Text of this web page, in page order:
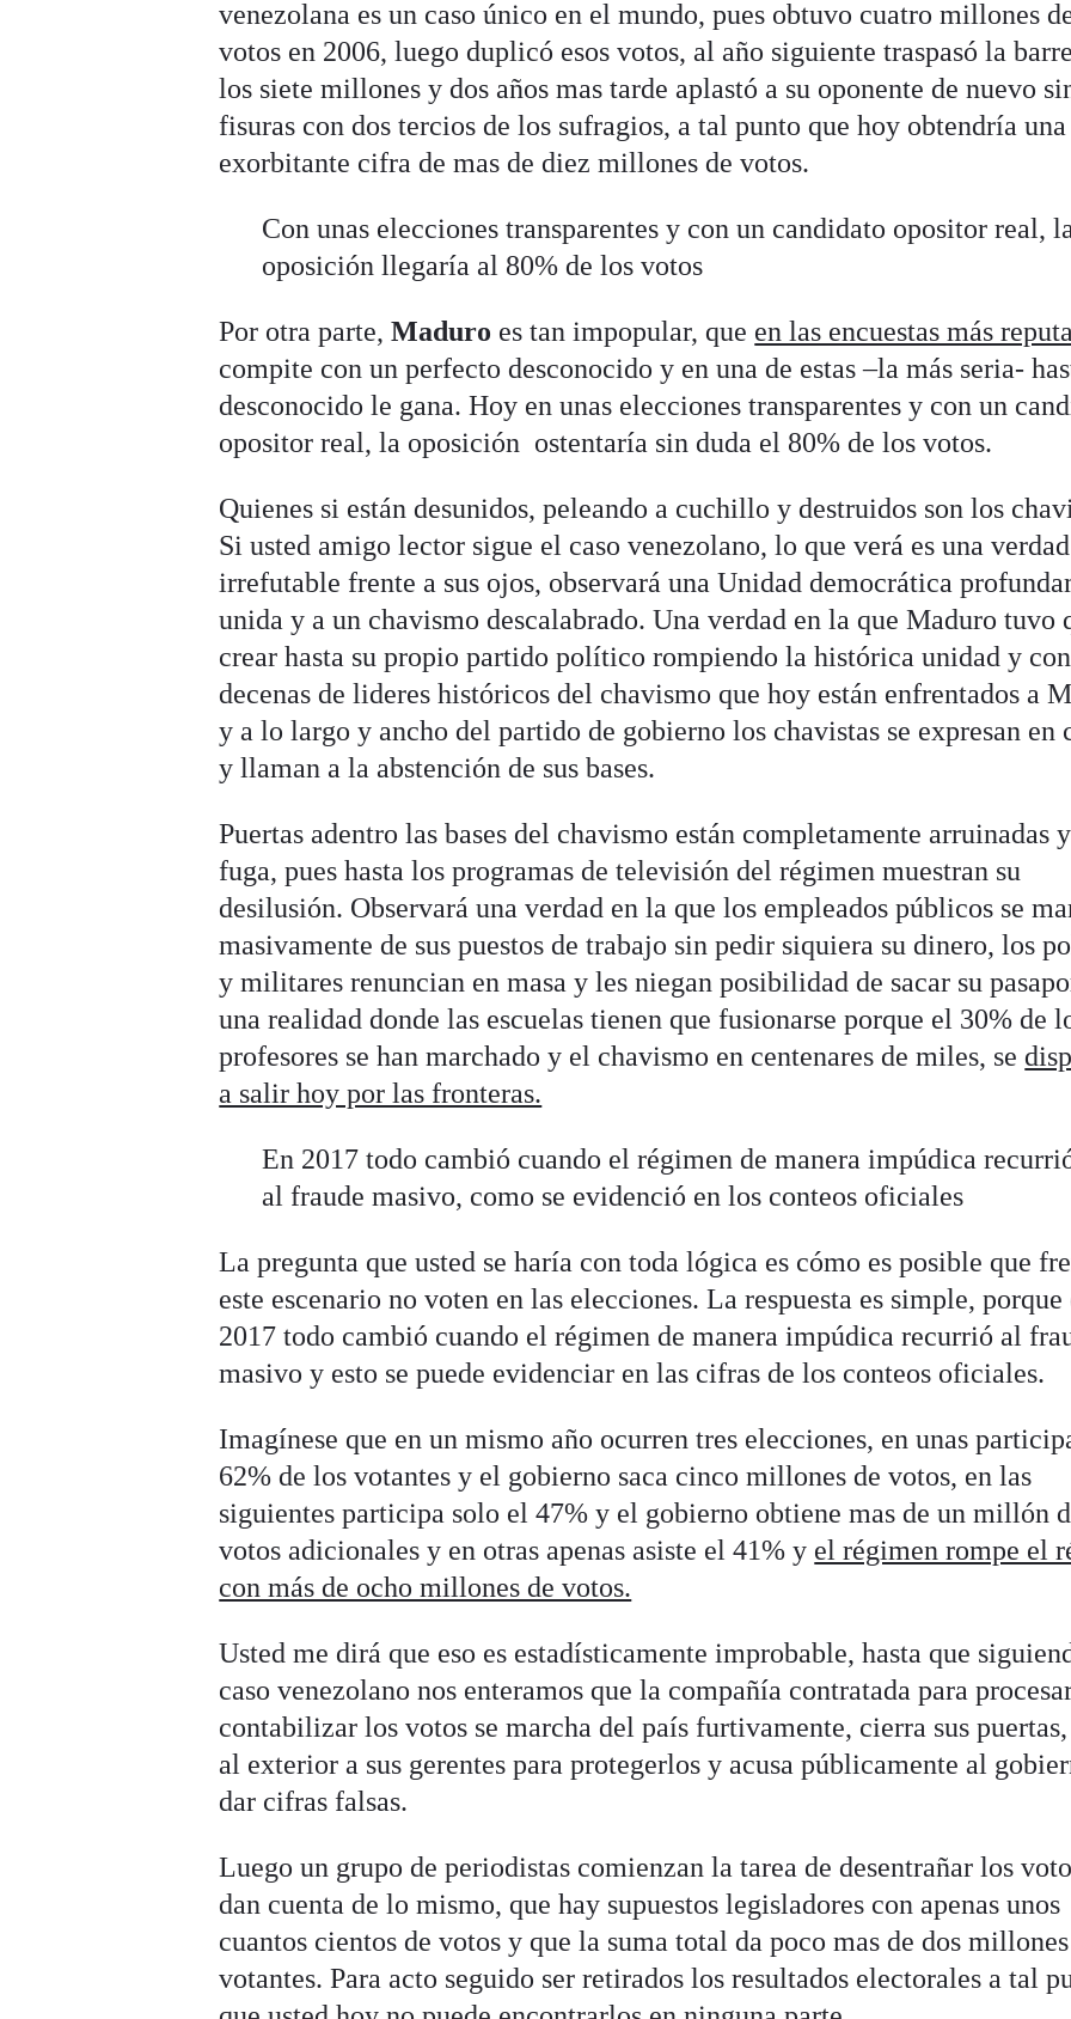
venezolana es un caso único en el mundo, pues obtuvo cuatro millones
votos en 2006, luego duplicó esos votos, al año siguiente traspasó la
los siete millones y dos años mas tarde aplastó a su oponente de nuevo
fisuras con dos tercios de los sufragios, a tal punto que hoy obtendría una
exorbitante cifra de mas de diez millones de votos.
Con unas elecciones transparentes y con un candidato opositor real, la
oposición llegaría al 80% de los votos
Por otra parte,Maduro es tan impopular, que en las encuestas más
compite con un perfecto desconocido y en una de estas –la más seria-
desconocido le gana. Hoy en unas elecciones transparentes y con un
opositor real, la oposición ostentaría sin duda el 80% de los votos.
Quienes si están desunidos, peleando a cuchillo y destruidos son los
Si usted amigo lector sigue el caso venezolano, lo que verá es una verdad
irrefutable frente a sus ojos, observará una Unidad democrática
unida y a un chavismo descalabrado. Una verdad en la que Maduro tuvo
crear hasta su propio partido político rompiendo la histórica unidad y con
decenas de lideres históricos del chavismo que hoy están enfrentados a
y a lo largo y ancho del partido de gobierno los chavistas se expresan en
y llaman a la abstención de sus bases.
Puertas adentro las bases del chavismo están completamente arruinadas
fuga, pues hasta los programas de televisión del régimen muestran su
desilusión. Observará una verdad en la que los empleados públicos se
masivamente de sus puestos de trabajo sin pedir siquiera su dinero, los
y militares renuncian en masa y les niegan posibilidad de sacar su
una realidad donde las escuelas tienen que fusionarse porque el 30% de
profesores se han marchado y el chavismo en centenares de miles, se
a salir hoy por las fronteras.
En 2017 todo cambió cuando el régimen de manera impúdica
al fraude masivo, como se evidenció en los conteos oficiales
La pregunta que usted se haría con toda lógica es cómo es posible que
este escenario no voten en las elecciones. La respuesta es simple, porque
2017 todo cambió cuando el régimen de manera impúdica recurrió al
masivo y esto se puede evidenciar en las cifras de los conteos oficiales.
Imagínese que en un mismo año ocurren tres elecciones, en unas
62% de los votantes y el gobierno saca cinco millones de votos, en las
siguientes participa solo el 47% y el gobierno obtiene mas de un millón
votos adicionales y en otras apenas asiste el 41% y el régimen rompe el
con más de ocho millones de votos.
Usted me dirá que eso es estadísticamente improbable, hasta que
caso venezolano nos enteramos que la compañía contratada para
contabilizar los votos se marcha del país furtivamente, cierra sus
al exterior a sus gerentes para protegerlos y acusa públicamente al
dar cifras falsas.
Luego un grupo de periodistas comienzan la tarea de desentrañar los
dan cuenta de lo mismo, que hay supuestos legisladores con apenas unos
cuantos cientos de votos y que la suma total da poco mas de dos
votantes. Para acto seguido ser retirados los resultados electorales a tal